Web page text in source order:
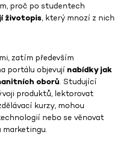
proč po studentech
životopis, který mnozí z nich
zatím především
portálu objevují nabídky jak
oborů. Studující
produktů, lektorovat
kurzy, mohou
nebo se věnovat
marketingu.